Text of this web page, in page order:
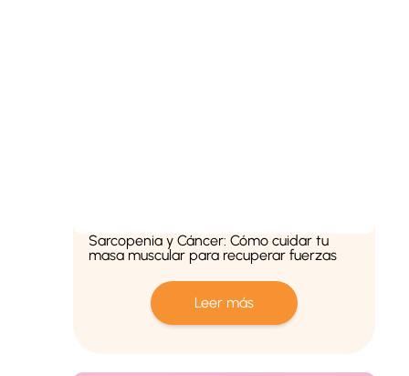
Sarcopenia y Cáncer: Cómo cuidar tu
masa muscular para recuperar fuerzas
Leer más